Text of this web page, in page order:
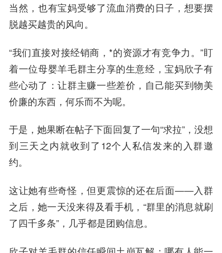
当然，也有宝妈受够了流血消费的日子，想要摆
脱越买越贵的风向。
“我们直接对接经销商，*的资源才有竞争力。”盯
着一位母婴羊毛群主分享的生意经，宝妈欣子有
些心动了：让群主赚一些差价，自己能买到物美
价廉的东西，何乐而不为呢。
于是，她果断在帖子下面回复了一句“求拉”，没想
到三天之内就收到了12个人私信发来的入群邀
约。
这让她有些奇怪，但更震惊的还在后面——入群
之后，她一天没来得及看手机，“群里的消息就刷
了四千多条”，几乎都是团购信息。